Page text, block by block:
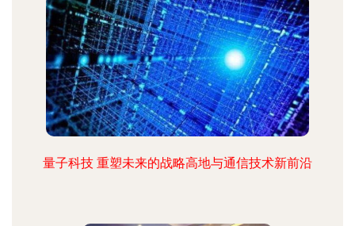
量子科技 重塑未来的战略高地与通信技术新前沿